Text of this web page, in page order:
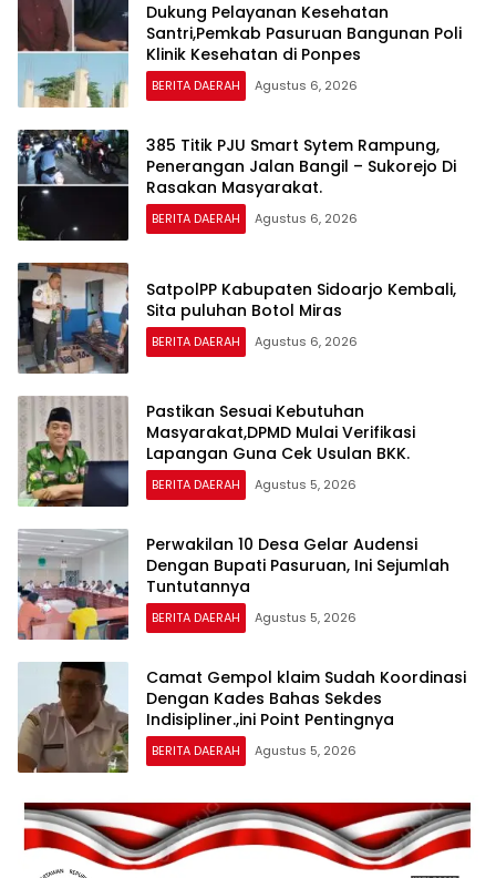
Dukung Pelayanan Kesehatan
Santri,Pemkab Pasuruan Bangunan Poli
Klinik Kesehatan di Ponpes
BERITA DAERAH Agustus 6, 2026
385 Titik PJU Smart Sytem Rampung,
Penerangan Jalan Bangil – Sukorejo Di
Rasakan Masyarakat.
BERITA DAERAH Agustus 6, 2026
SatpolPP Kabupaten Sidoarjo Kembali,
Sita puluhan Botol Miras
BERITA DAERAH Agustus 6, 2026
Pastikan Sesuai Kebutuhan
Masyarakat,DPMD Mulai Verifikasi
Lapangan Guna Cek Usulan BKK.
BERITA DAERAH Agustus 5, 2026
Perwakilan 10 Desa Gelar Audensi
Dengan Bupati Pasuruan, Ini Sejumlah
Tuntutannya
BERITA DAERAH Agustus 5, 2026
Camat Gempol klaim Sudah Koordinasi
Dengan Kades Bahas Sekdes
Indisipliner.,ini Point Pentingnya
BERITA DAERAH Agustus 5, 2026